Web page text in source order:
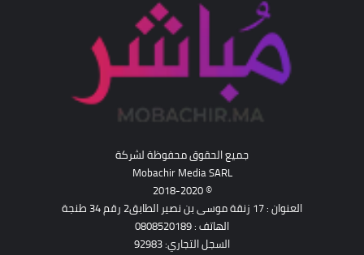
جميع الحقوق محفوظة لشركة
Mobachir Media SARL
© 2018-2020
العنوان : 17 زنقة موسى بن نصير الطابق2 رقم 34 طنجة
الهاتف : 0808520189
السجل التجاري: 92983